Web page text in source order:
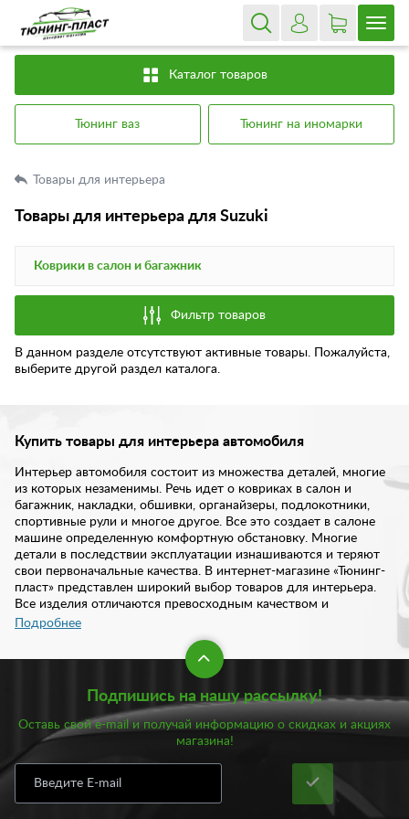
Каталог товаров
Тюнинг ваз Тюнинг на иномарки
Товары для интерьера
Товары для интерьера для Suzuki
Коврики в салон и багажник
Фильтр товаров
В данном разделе отсутствуют активные товары. Пожалуйста,
выберите другой раздел каталога.
Купить товары для интерьера автомобиля
Интерьер автомобиля состоит из множества деталей, многие
из которых незаменимы. Речь идет о ковриках в салон и
багажник, накладки, обшивки, органайзеры, подлокотники,
спортивные рули и многое другое. Все это создает в салоне
машине определенную комфортную обстановку. Многие
детали в последствии эксплуатации изнашиваются и теряют
свои первоначальные качества. В интернет-магазине «Тюнинг-
пласт» представлен широкий выбор товаров для интерьера.
Все изделия отличаются превосходным качеством и
надежностью. Купить товары для интерьера авто вы можете у
нас в любое удобное время дистанционно.
В каталоге нашего интернет-магазина предложен богаты
выбор товаров для интерьера вашей машины:
Ароматизаторы;
Коврики на панель;
Кольца на дефлектор;
Подробнее
Подпишись на нашу рассылку!
Оставь свой e-mail и получай информацию о скидках и акциях
магазина!